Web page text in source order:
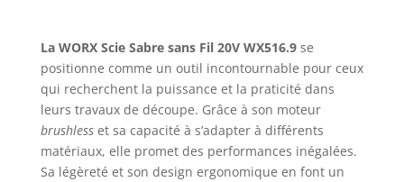
La WORX Scie Sabre sans Fil 20V WX516.9se
positionne comme un outil incontournable pour ceux
qui recherchent la puissance et la praticité dans
leurs travaux de découpe. Grâce à son moteur
brushlesset sa capacité à s’adapter à différents
matériaux, elle promet des performances inégalées.
Sa légèreté et son design ergonomique en font un